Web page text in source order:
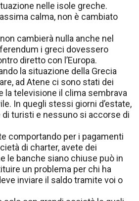
nelle isole greche.
calma, non è cambiato
cambierà nulla anche nel
i greci dovessero
diretto con l’Europa.
la situazione della Grecia
ad Atene ci sono stati dei
la televisione il clima sembrava
In quegli stessi giorni d’estate,
di turisti e nessuno si accorse di
comportando per i pagamenti
di charter, avete dei
le banche siano chiuse può in
un problema per chi ha
inviare il saldo tramite voi o